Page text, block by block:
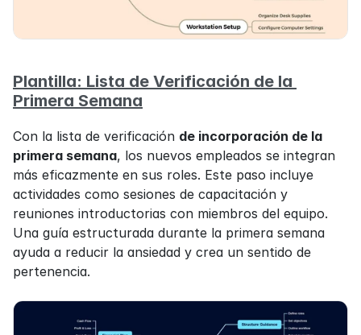
Plantilla: Lista de Verificación de la
Primera Semana
Con la lista de verificación de incorporación de la
primera semana, los nuevos empleados se integran
más eficazmente en sus roles. Este paso incluye
actividades como sesiones de capacitación y
reuniones introductorias con miembros del equipo.
Una guía estructurada durante la primera semana
ayuda a reducir la ansiedad y crea un sentido de
pertenencia.